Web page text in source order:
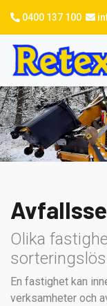
huvudinnehåll
0400 137 100
Olika
En fastighet kan
verksamheter och